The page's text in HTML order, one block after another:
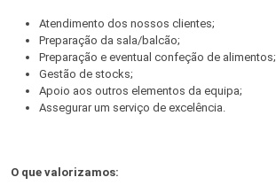
Atendimento dos nossos clientes;
Preparação da sala/balcão;
Preparação e eventual confeção de alimentos;
Gestão de stocks;
Apoio aos outros elementos da equipa;
Assegurar um serviço de excelência.
O que valorizamos: